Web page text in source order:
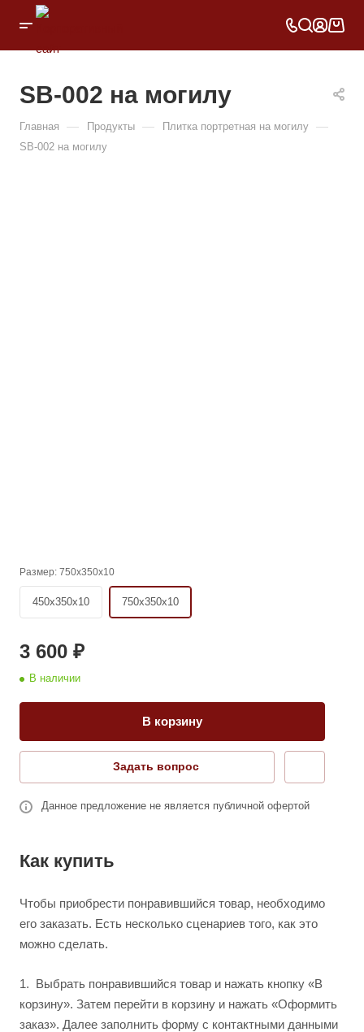
SB-002 на могилу
Главная — Продукты — Плитка портретная на могилу —
SB-002 на могилу
Размер: 750х350х10
450х350х10 750х350х10
3 600 ₽
В наличии
В корзину
Задать вопрос
Данное предложение не является публичной офертой
Как купить
Чтобы приобрести понравившийся товар, необходимо
его заказать. Есть несколько сценариев того, как это
можно сделать.
1. Выбрать понравившийся товар и нажать кнопку «В
корзину». Затем перейти в корзину и нажать «Оформить
заказ». Далее заполнить форму с контактными данными